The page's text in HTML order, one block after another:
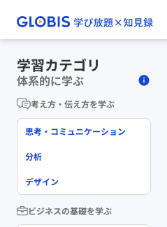
学習カテゴリ
体系的に学ぶ
考え方・伝え方を学ぶ
思考・コミュニケーション
分析
デザイン
ビジネスの基礎を学ぶ